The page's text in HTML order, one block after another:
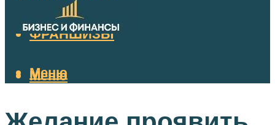
НАЛОГИ
ФРАНШИЗЫ
Меню
Меню